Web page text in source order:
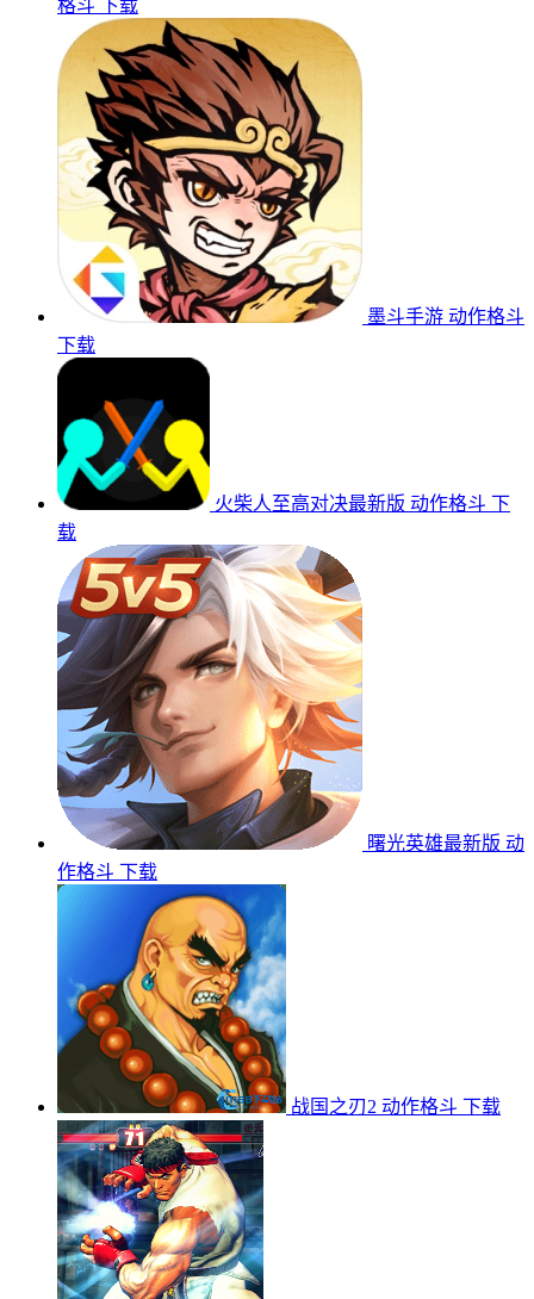
格斗 下载
墨斗手游 动作格斗
下载
火柴人至高对决最新版 动作格斗 下
载
曙光英雄最新版 动
作格斗 下载
战国之刃2 动作格斗 下载